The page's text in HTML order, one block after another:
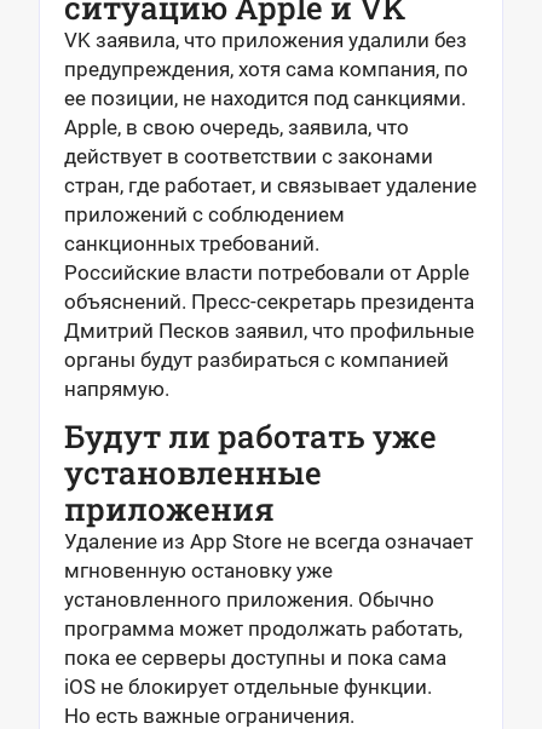
VK заявила, что приложения удалили без
предупреждения, хотя сама компания, по
ее позиции, не находится под санкциями.
Apple, в свою очередь, заявила, что
действует в соответствии с законами
стран, где работает, и связывает удаление
приложений с соблюдением
санкционных требований.
Российские власти потребовали от Apple
объяснений. Пресс-секретарь президента
Дмитрий Песков заявил, что профильные
органы будут разбираться с компанией
напрямую.
Будут ли работать уже
установленные
приложения
Удаление из App Store не всегда означает
мгновенную остановку уже
установленного приложения. Обычно
программа может продолжать работать,
пока ее серверы доступны и пока сама
iOS не блокирует отдельные функции.
Но есть важные ограничения.